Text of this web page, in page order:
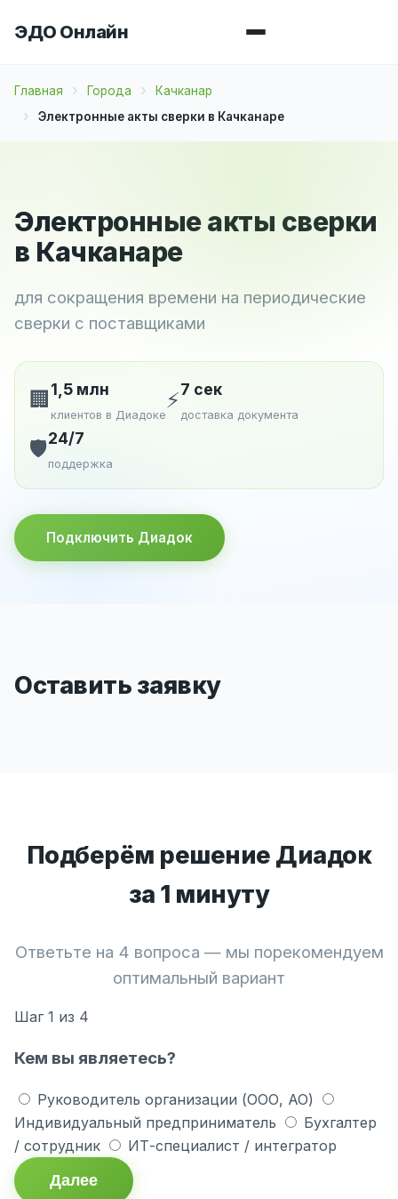
ЭДО Онлайн
Главная Города
Качканар
Электронные акты сверки в Качканаре
Электронные акты сверки
в Качканаре
для сокращения времени на периодические
сверки с поставщиками
🏢 1,5 млн
клиентов в Диадоке
⚡7 сек
доставка документа
🛡️24/7
поддержка
Подключить Диадок
Оставить заявку
Подберём решение Диадок
за 1 минуту
Ответьте на 4 вопроса — мы порекомендуем
оптимальный вариант
Шаг 1 из 4
Кем вы являетесь?
Руководитель организации (ООО, АО)
Индивидуальный предприниматель
Бухгалтер
/ сотрудник
ИТ-специалист / интегратор
Далее